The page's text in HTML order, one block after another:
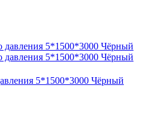
5*1500*3000 Чёрный